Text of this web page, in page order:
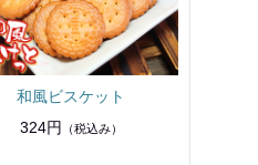
和風ビスケット
324円
（税込み）